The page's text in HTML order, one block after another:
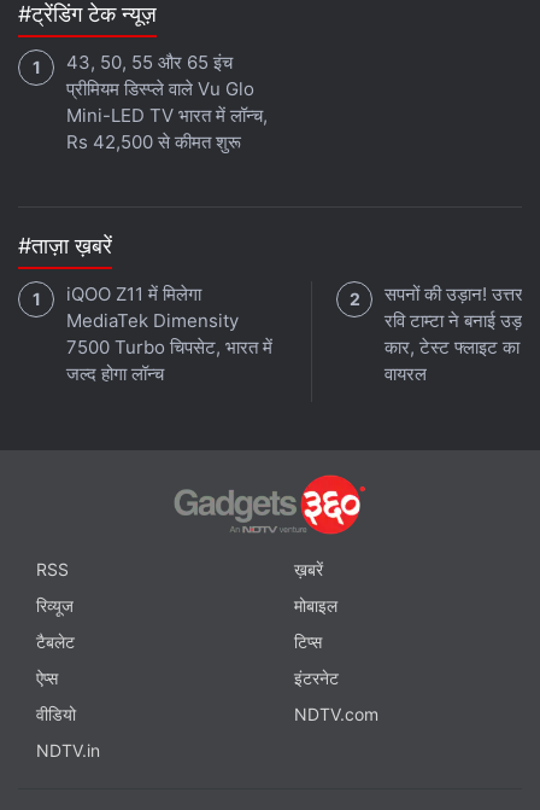
#ट्रेंडिंग टेक न्यूज़
43, 50, 55 और 65 इंच
प्रीमियम डिस्प्ले वाले Vu Glo
Mini-LED TV भारत में लॉन्च,
Rs 42,500 से कीमत शुरू
#ताज़ा ख़बरें
iQOO Z11 में मिलेगा
MediaTek Dimensity
7500 Turbo चिपसेट, भारत में
जल्द होगा लॉन्च
सपनों की उड़ान!
रवि टाम्टा ने बनाई उड़ने
कार, टेस्ट फ्लाइट का
वायरल
RSS
ख़बरें
रिव्यूज
मोबाइल
टैबलेट
टिप्स
ऐप्स
इंटरनेट
वीडियो
NDTV.com
NDTV.in